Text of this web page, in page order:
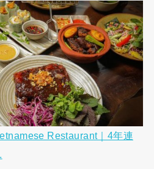
Restaurant｜4年連